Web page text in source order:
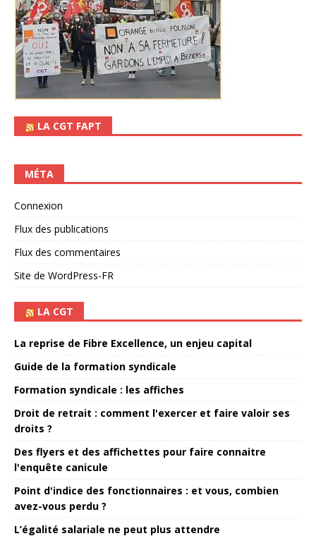
LA CGT FAPT
MÉTA
Connexion
Flux des publications
Flux des commentaires
Site de WordPress-FR
LA CGT
La reprise de Fibre Excellence, un enjeu capital
Guide de la formation syndicale
Formation syndicale : les affiches
Droit de retrait : comment l'exercer et faire valoir ses
droits ?
Des flyers et des affichettes pour faire connaitre
l'enquête canicule
Point d'indice des fonctionnaires : et vous, combien
avez-vous perdu ?
L’égalité salariale ne peut plus attendre